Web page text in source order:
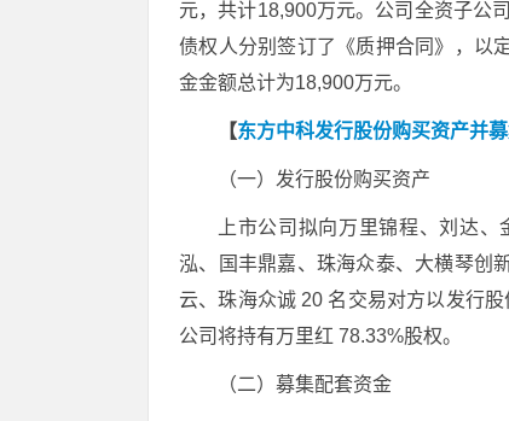
元，共计18,900万元。公司全资子公
债权人分别签订了《质押合同》，以
金金额总计为18,900万元。
【东方中科发行股份购买资产并
（一）发行股份购买资产
上市公司拟向万里锦程、刘达
泓、国丰鼎嘉、珠海众泰、大横琴创
云、珠海众诚 20 名交易对方以发行
公司将持有万里红 78.33%股权。
（二）募集配套资金